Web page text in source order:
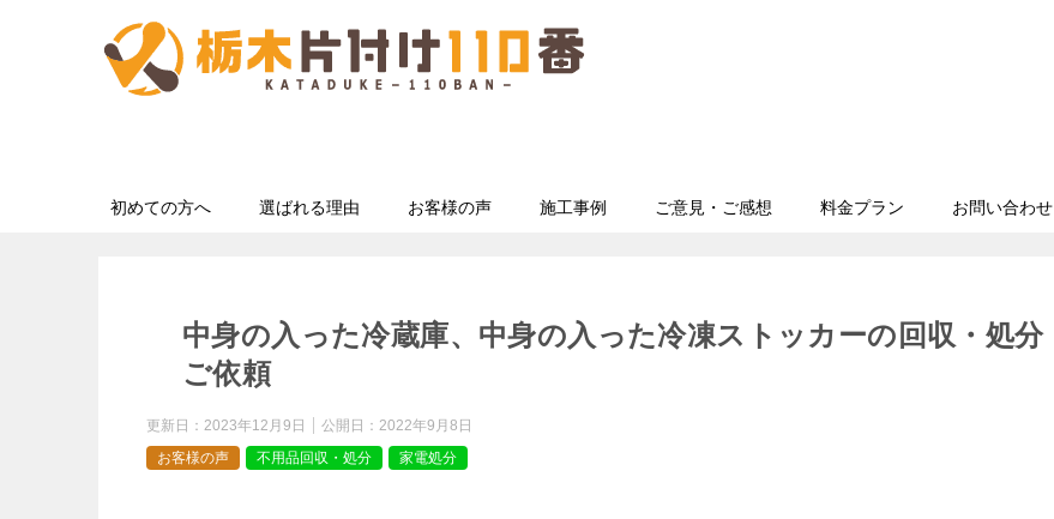
初めての方へ 選ばれる理由 お客様の声 施工事例 ご意見・ご感想 料金プラン お問い合わせ
中身の入った冷蔵庫、中身の入った冷凍ストッカーの回収・処分
ご依頼
更新日： 2023年12月9日 公開日： 2022年9月8日
お客様の声
不用品回収・処分 家電処分